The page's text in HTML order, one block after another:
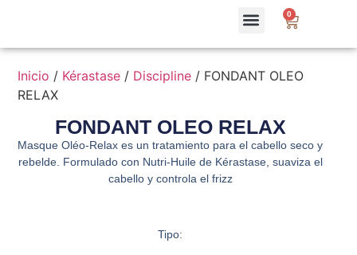
0
Inicio / Kérastase / Discipline / FONDANT OLEO
RELAX
FONDANT OLEO RELAX
Masque Oléo-Relax es un tratamiento para el cabello seco y
rebelde. Formulado con Nutri-Huile de Kérastase, suaviza el
cabello y controla el frizz
Tipo: